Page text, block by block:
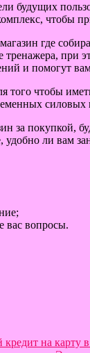
будущих
чтобы
где
при
и помогут
того чтобы
силовых
за покупкой,
ли вам
вас вопросы.
на карту